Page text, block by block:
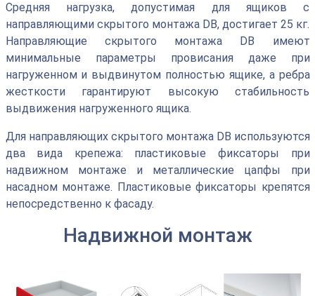
Средняя нагрузка, допустимая для ящиков с
направляющими скрытого монтажа DB, достигает 25 кг.
Направляющие скрытого монтажа DB имеют
минимальные параметры провисания даже при
нагруженном и выдвинутом полностью ящике, а ребра
жесткости гарантируют высокую стабильность
выдвижения нагруженного ящика.
Для направляющих скрытого монтажа DB используются
два вида крепежа: пластиковые фиксаторы при
надвижном монтаже и металлические цапфы при
насадном монтаже. Пластиковые фиксаторы крепятся
непосредственно к фасаду.
Надвижной монтаж